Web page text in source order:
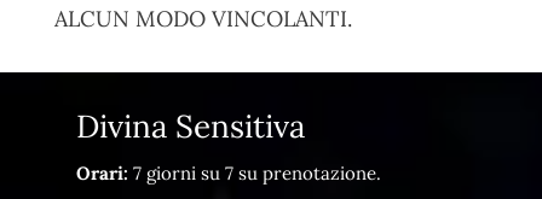
ALCUN MODO VINCOLANTI.
Divina Sensitiva
Orari: 7 giorni su 7 su prenotazione.